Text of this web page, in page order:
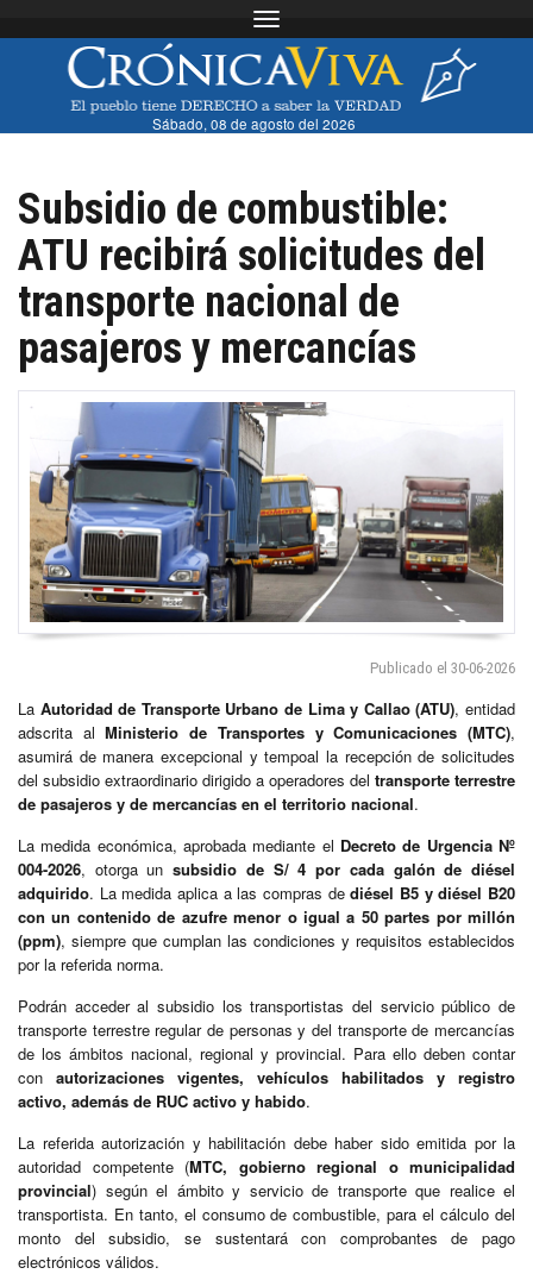
Toggle navigation
Sábado, 08 de agosto del 2026
Subsidio de combustible:
ATU recibirá solicitudes del
transporte nacional de
pasajeros y mercancías
Publicado el 30-06-2026
La Autoridad de Transporte Urbano de Lima y Callao (ATU), entidad
adscrita alMinisterio de Transportes y Comunicaciones (MTC),
asumirá de manera excepcional y tempoal la recepción de solicitudes
del subsidio extraordinario dirigido a operadores del transporte terrestre
de pasajeros y de mercancías en el territorio nacional.
La medida económica, aprobada mediante el Decreto de Urgencia Nº
004-2026, otorga un subsidio de S/ 4 por cada galón de diésel
adquirido. La medida aplica a las compras dediésel B5 y diésel B20
con un contenido de azufre menor o igual a 50 partes por millón
(ppm), siempre que cumplan las condiciones y requisitos establecidos
por la referida norma.
Podrán acceder al subsidio los transportistas del servicio público de
transporte terrestre regular de personas y del transporte de mercancías
de los ámbitos nacional, regional y provincial. Para ello deben contar
con autorizaciones vigentes, vehículos habilitados y registro
activo, además de RUC activo y habido.
La referida autorización y habilitación debe haber sido emitida por la
autoridad competente (MTC, gobierno regional o municipalidad
provincial) según el ámbito y servicio de transporte que realice el
transportista. En tanto, el consumo de combustible, para el cálculo del
monto del subsidio, se sustentará con comprobantes de pago
electrónicos válidos.